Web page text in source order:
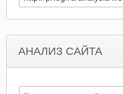
АНАЛИЗ САЙТА